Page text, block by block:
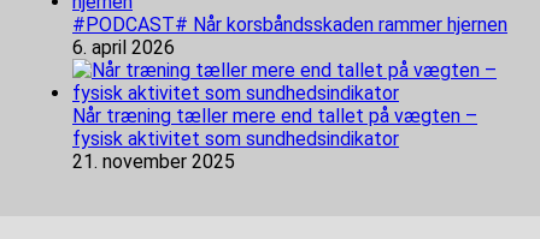
#PODCAST# Når korsbåndsskaden rammer hjernen
6. april 2026
Når træning tæller mere end tallet på vægten –
fysisk aktivitet som sundhedsindikator
21. november 2025